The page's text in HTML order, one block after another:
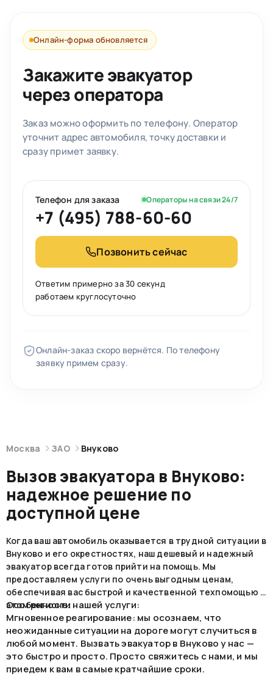
Онлайн-форма обновляется
Закажите эвакуатор
через оператора
Заказ можно оформить по телефону. Оператор
уточнит адрес автомобиля, точку доставки и
сразу примет заявку.
Телефон для заказа Операторы на связи 24/7
+7 (495) 788-60-60
Позвонить сейчас
Ответим примерно за 30 секунд
работаем круглосуточно
Онлайн-заказ скоро вернётся. По телефону
заявку примем сразу.
Москва ЗАО Внуково
Вызов эвакуатора в Внуково:
надежное решение по
доступной цене
Когда ваш автомобиль оказывается в трудной ситуации в
Внуково и его окрестностях, наш дешевый и надежный
эвакуатор всегда готов прийти на помощь. Мы
предоставляем услуги по очень выгодным ценам,
обеспечивая вас быстрой и качественной техпомощью в
этом регионе.
Особенности нашей услуги:
Мгновенное реагирование: мы осознаем, что
неожиданные ситуации на дороге могут случиться в
любой момент. Вызвать эвакуатор в Внуково у нас —
это быстро и просто. Просто свяжитесь с нами, и мы
приедем к вам в самые кратчайшие сроки.